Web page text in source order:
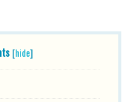
[hide]